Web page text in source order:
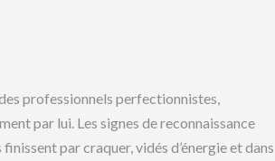
professionnels perfectionnistes,
par lui. Les signes de reconnaissance
par craquer, vidés d’énergie et dans